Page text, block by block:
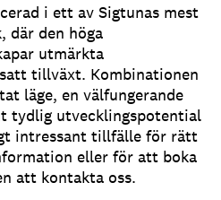
i ett av Sigtunas mest
där den höga
utmärkta
tillväxt. Kombinationen
läge, en välfungerande
tydlig utvecklingspotential
intressant tillfälle för rätt
eller för att boka
att kontakta oss.